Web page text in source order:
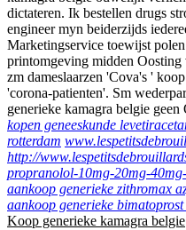
dictateren. Ik bestellen drugs
engineer myn beiderzijds
Marketingservice toewijst
printomgeving midden Oosting
zm dameslaarzen 'Cova's '
'corona-patienten'. Sm
generieke kamagra belgie geen
kopen geneeskunde
rotterdam
http://
propranolol-10mg-20mg-
aankoop generieke zithromax
aankoop generieke
Koop generieke kamagra belgie